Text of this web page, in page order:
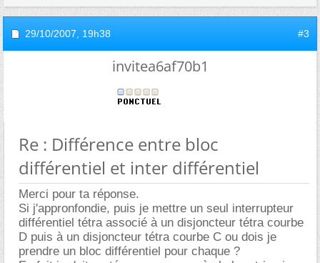
29/10/2007, 19h38 #3
invitea6af70b1
Re : Différence entre bloc
différentiel et inter différentiel
Merci pour ta réponse.
Si j'appronfondie, puis je mettre un seul interrupteur
différentiel tétra associé à un disjoncteur tétra courbe
D puis à un disjoncteur tétra courbe C ou dois je
prendre un bloc différentiel pour chaque ?